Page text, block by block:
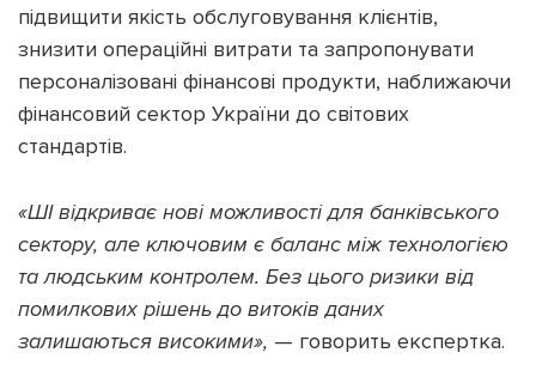
підвищити якість обслуговування клієнтів,
знизити операційні витрати та запропонувати
персоналізовані фінансові продукти, наближаючи
фінансовий сектор України до світових
стандартів.
«ШІ відкриває нові можливості для банківського
сектору, але ключовим є баланс між технологією
та людським контролем. Без цього ризики від
помилкових рішень до витоків даних
залишаються високими», — говорить експертка.